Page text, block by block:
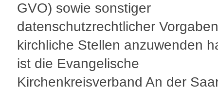
GVO) sowie sonstiger
datenschutzrechtlicher
kirchliche Stellen anzuwenden
ist die Evangelische
Kirchenkreisverband An der